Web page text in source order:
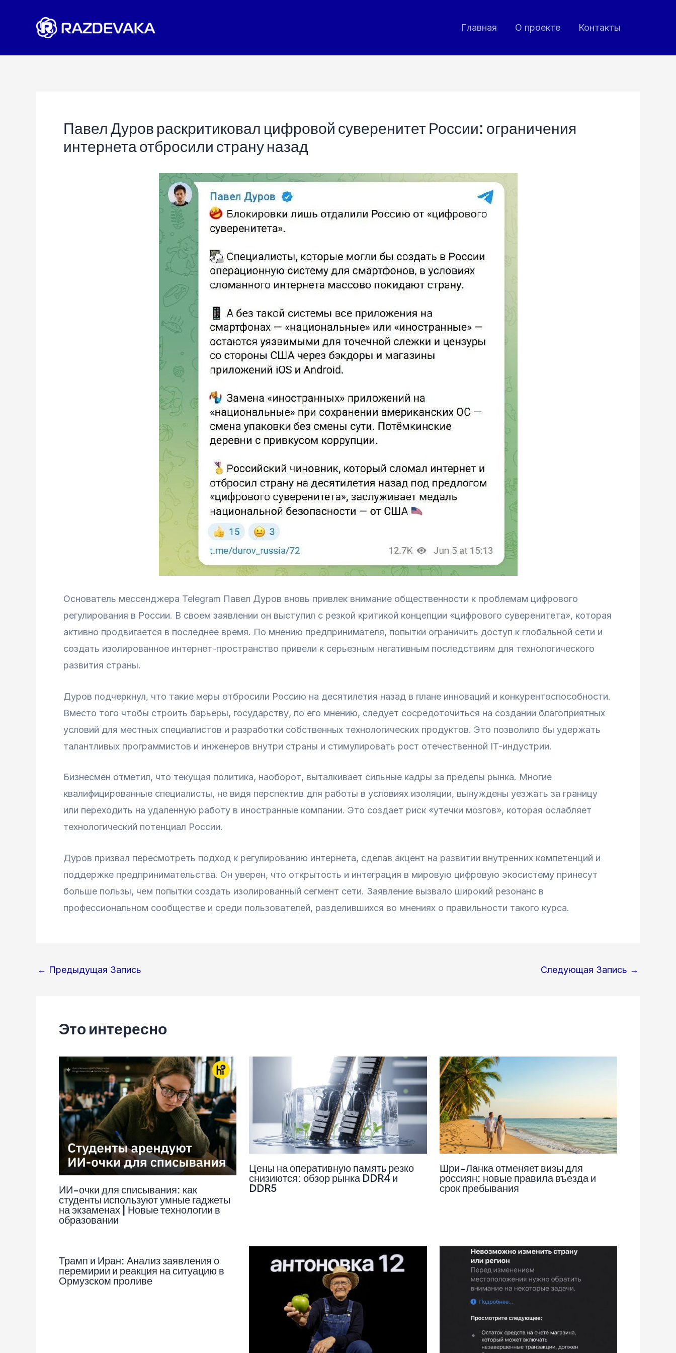
содержимому
Главная О проекте Контакты
Павел Дуров раскритиковал цифровой суверенитет России: ограничения
интернета отбросили страну назад
Основатель мессенджера Telegram Павел Дуров вновь привлек внимание общественности к проблемам цифрового
регулирования в России. В своем заявлении он выступил с резкой критикой концепции «цифрового суверенитета», которая
активно продвигается в последнее время. По мнению предпринимателя, попытки ограничить доступ к глобальной сети и
создать изолированное интернет-пространство привели к серьезным негативным последствиям для технологического
развития страны.
Дуров подчеркнул, что такие меры отбросили Россию на десятилетия назад в плане инноваций и конкурентоспособности.
Вместо того чтобы строить барьеры, государству, по его мнению, следует сосредоточиться на создании благоприятных
условий для местных специалистов и разработки собственных технологических продуктов. Это позволило бы удержать
талантливых программистов и инженеров внутри страны и стимулировать рост отечественной IT-индустрии.
Бизнесмен отметил, что текущая политика, наоборот, выталкивает сильные кадры за пределы рынка. Многие
квалифицированные специалисты, не видя перспектив для работы в условиях изоляции, вынуждены уезжать за границу
или переходить на удаленную работу в иностранные компании. Это создает риск «утечки мозгов», которая ослабляет
технологический потенциал России.
Дуров призвал пересмотреть подход к регулированию интернета, сделав акцент на развитии внутренних компетенций и
поддержке предпринимательства. Он уверен, что открытость и интеграция в мировую цифровую экосистему принесут
больше пользы, чем попытки создать изолированный сегмент сети. Заявление вызвало широкий резонанс в
профессиональном сообществе и среди пользователей, разделившихся во мнениях о правильности такого курса.
Навигация
← Предыдущая Запись Следующая Запись →
Это интересно
ИИ-очки для списывания: как
студенты используют умные гаджеты
на экзаменах | Новые технологии в
образовании
Цены на оперативную память резко
снизиются: обзор рынка DDR4 и
DDR5
Шри-Ланка отменяет визы для
россиян: новые правила въезда и
срок пребывания
Трамп и Иран: Анализ заявления о
перемирии и реакция на ситуацию в
Ормузском проливе